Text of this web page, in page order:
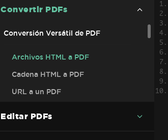
Convertir PDFs
Conversión Versátil de PDF
Archivos HTML a PDF
Cadena HTML a PDF
URL a un PDF
Editar PDFs